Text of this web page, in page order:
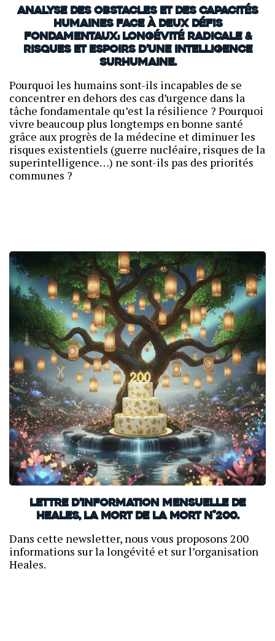
Analyse des obstacles et des capacités
humaines face à deux défis
fondamentaux: Longévité radicale &
Risques et espoirs d’une intelligence
surhumaine.
Pourquoi les humains sont-ils incapables de se
concentrer en dehors des cas d’urgence dans la
tâche fondamentale qu’est la résilience ? Pourquoi
vivre beaucoup plus longtemps en bonne santé
grâce aux progrès de la médecine et diminuer les
risques existentiels (guerre nucléaire, risques de la
superintelligence…) ne sont-ils pas des priorités
communes ?
Lettre d’information mensuelle de
Heales, La mort de la mort N°200.
Dans cette newsletter, nous vous proposons 200
informations sur la longévité et sur l’organisation
Heales.